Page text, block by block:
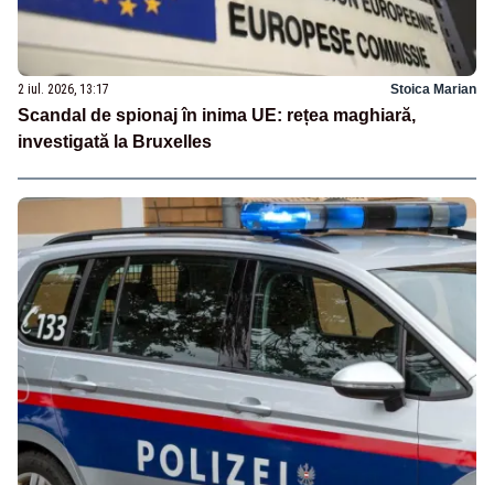
2 iul. 2026, 13:17 Stoica Marian
Scandal de spionaj în inima UE: rețea maghiară,
investigată la Bruxelles